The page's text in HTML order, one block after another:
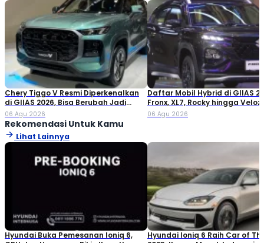
Chery Tiggo V Resmi Diperkenalkan
di GIIAS 2026, Bisa Berubah Jadi
Double Cabin
06 Agu 2026
Daftar Mobil Hybrid di GIIAS
Fronx, XL7, Rocky hingga Veloz!
06 Agu 2026
Rekomendasi Untuk Kamu
Lihat Lainnya
Hyundai Buka Pemesanan Ioniq 6,
Hyundai Ioniq 6 Raih Car of